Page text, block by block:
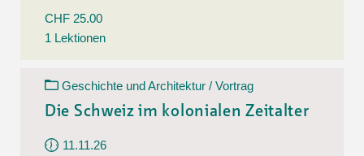
CHF 25.00
1 Lektionen
Geschichte und Architektur / Vortrag
Die Schweiz im kolonialen Zeitalter
11.11.26